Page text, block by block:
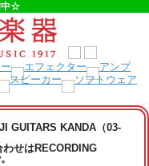
中☆
GUITARS KANDA（03-
せはRECORDING